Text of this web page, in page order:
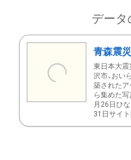
データ
青森震災
東日本大震
沢市、おい
築されたア
ら集めた写
月26日ひ
31日サイト